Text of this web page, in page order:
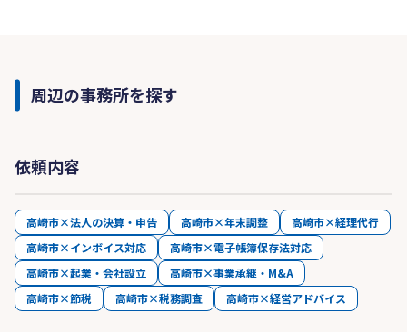
周辺の事務所を探す
依頼内容
高崎市×法人の決算・申告 高崎市×年末調整
高崎市×経理代行
高崎市×インボイス対応
高崎市×電子帳簿保存法対応
高崎市×起業・会社設立
高崎市×事業承継・M&A
高崎市×節税
高崎市×税務調査 高崎市×経営アドバイス